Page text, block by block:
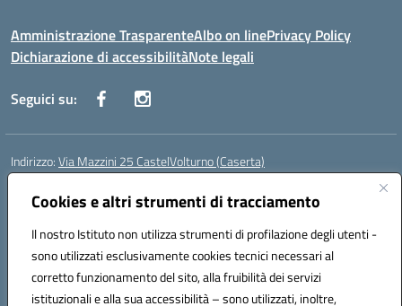
Cookies e altri strumenti di tracciamento
Il nostro Istituto non utilizza strumenti di profilazione degli utenti -
sono utilizzati esclusivamente cookies tecnici necessari al
corretto funzionamento del sito, alla fruibilità dei servizi
istituzionali e alla sua accessibilità – sono utilizzati, inoltre,
Amministrazione TrasparenteAlbo on linePrivacy Policy
Dichiarazione di accessibilitàNote legali
Seguici su:
Indirizzo:Via Mazzini 25 CastelVolturno (Caserta)
Centralino:
Posta elettronica certificata (PEC):ceis014005@pec.istruzione.it
Codice fiscale: 93063510619
Codice meccanografico:CEIS014005
Codice Indice delle Pubbliche Amministrazioni (IPA): istsc_ceis014005
Codice unico di fatturazione (CUF): UOU8EW